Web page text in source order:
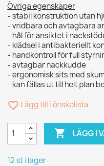
Övriga egenskaper
- stabil konstruktion utan
- vridbara och avtagbara
- hål för ansiktet i
- klädsel i antibakteriellt
- handkontroll för full
- avtagbar nackkudde
- ergonomisk sits med
- kan fällas ut till helt plan
favorite_border Lägg till i önskelista
 LÄGG I
12 st i lager